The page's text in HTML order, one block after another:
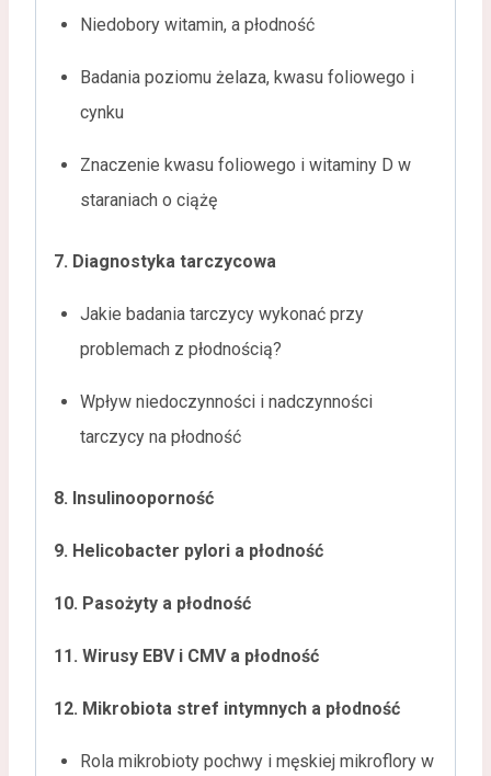
Niedobory witamin, a płodność
Badania poziomu żelaza, kwasu foliowego i
cynku
Znaczenie kwasu foliowego i witaminy D w
staraniach o ciążę
7. Diagnostyka tarczycowa
Jakie badania tarczycy wykonać przy
problemach z płodnością?
Wpływ niedoczynności i nadczynności
tarczycy na płodność
8. Insulinooporność
9. Helicobacter pylori a płodność
10. Pasożyty a płodność
11. Wirusy EBV i CMV a płodność
12. Mikrobiota stref intymnych a płodność
Rola mikrobioty pochwy i męskiej mikroflory w